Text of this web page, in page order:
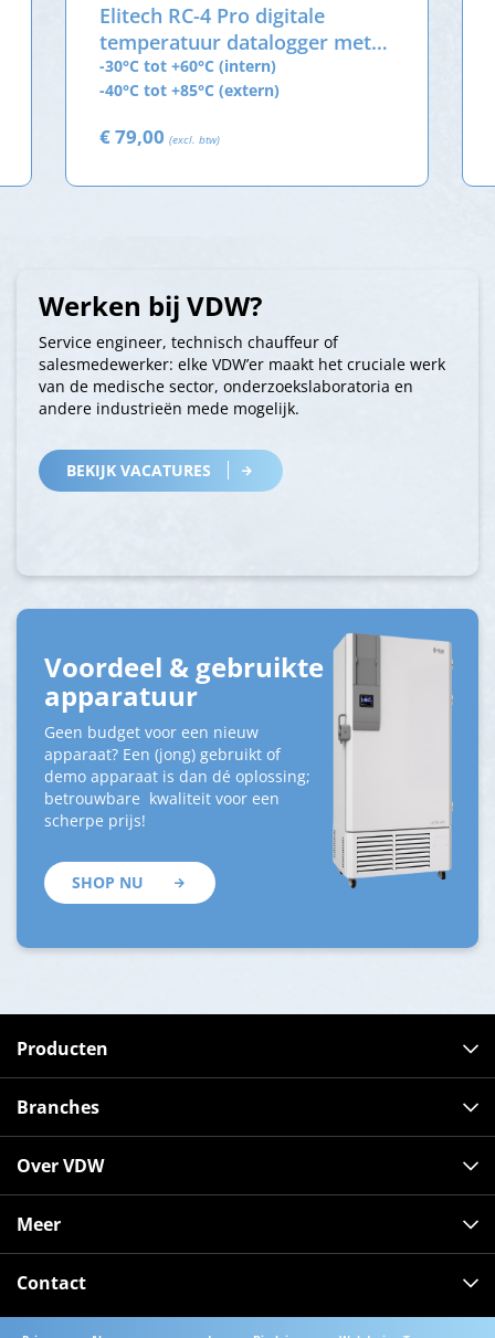
Elitech RC-4 Pro digitale
temperatuur datalogger met
externe sensor
-30°C tot +60°C (intern)
-40°C tot +85°C (extern)
€ 79,00(excl. btw)
Werken bij VDW?
Service engineer, technisch chauffeur of
salesmedewerker: elke VDW’er maakt het cruciale werk
van de medische sector, onderzoekslaboratoria en
andere industrieën mede mogelijk.
BEKIJK VACATURES
Voordeel & gebruikte
apparatuur
Geen budget voor een nieuw
apparaat? Een (jong) gebruikt of
demo apparaat is dan dé oplossing;
betrouwbare kwaliteit voor een
scherpe prijs!
SHOP NU
Producten
Branches
Over VDW
Meer
Contact